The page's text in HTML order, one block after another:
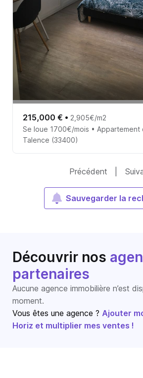
215,000 € • 2,905€/m2
Se loue 1700€/mois • Appartement
Talence (33400)
Précédent
Sauvegarder la
Découvrir nos
partenaires
Aucune agence immobilière n’est
moment.
Vous êtes une agence ? Ajouter
Horiz et multiplier mes ventes !